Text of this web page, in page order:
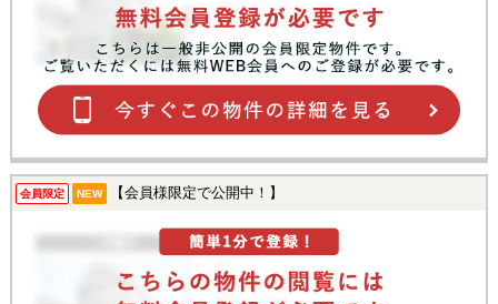
会員限定 NEW 【会員様限定で公開中！】